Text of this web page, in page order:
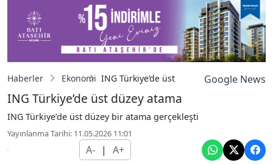
Haberler Ekonomi ING Türkiye’de üst düzey atamaGoogle News
ING Türkiye’de üst düzey atama
ING Türkiye’de üst düzey bir atama gerçekleşti
Yayınlanma Tarihi: 11.05.2026 11:01
A- | A+